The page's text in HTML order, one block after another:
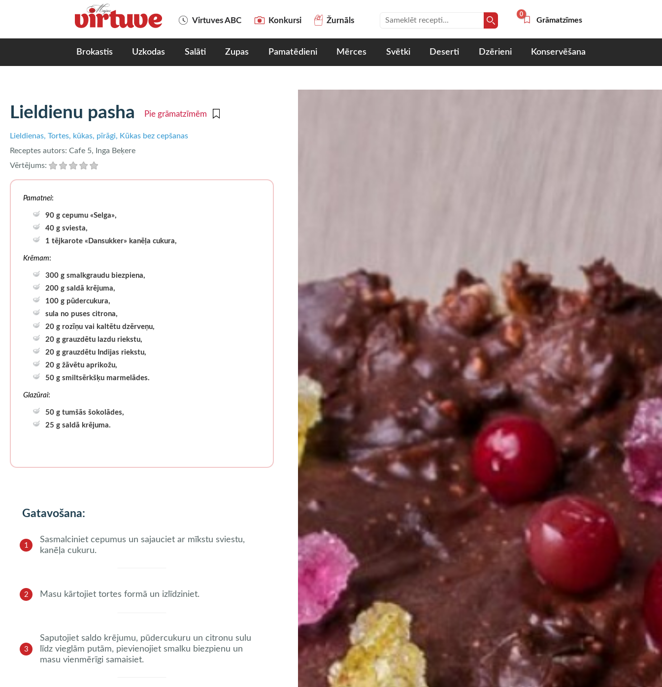
Virtuves ABC Konkursi Žurnāls
0
Grāmatzīmes
Brokastis Uzkodas Salāti Zupas Pamatēdieni Mērces Svētki Deserti Dzērieni Konservēšana
Lieldienu pasha Pie grāmatzīmēm
Lieldienas Tortes, kūkas, pīrāgi
Kūkas bez cepšanas
Receptes autors: Cafe 5, Inga Beķere
Vērtējums:
Pamatnei:
90 g cepumu «Selga»,
40 g sviesta,
1 tējkarote «Dansukker» kanēļa cukura,
Krēmam:
300 g smalkgraudu biezpiena,
200 g saldā krējuma,
100 g pūdercukura,
sula no puses citrona,
20 g rozīņu vai kaltētu dzērveņu,
20 g grauzdētu lazdu riekstu,
20 g grauzdētu Indijas riekstu,
20 g žāvētu aprikožu,
50 g smiltsērkšķu marmelādes.
Glazūrai:
50 g tumšās šokolādes,
25 g saldā krējuma.
Gatavošana:
1
Sasmalciniet cepumus un sajauciet ar mīkstu sviestu,
kanēļa cukuru.
2 Masu kārtojiet tortes formā un izlīdziniet.
3
Saputojiet saldo krējumu, pūdercukuru un citronu sulu
līdz vieglām putām, pievienojiet smalku biezpienu un
masu vienmērīgi samaisiet.